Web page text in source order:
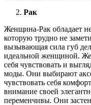
Рак
Женщина-Рак обладает
которую трудно не
вызывающая сила губ
идеальной женщиной.
себя чувствовать и
моды. Они выбирают
чувствовать себя
внимание своей
переменчивы. Они